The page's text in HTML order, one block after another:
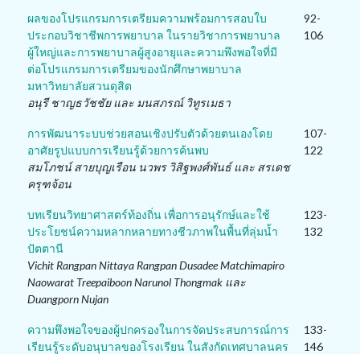
ผลของโปรแกรมการเตรียมความพร้อมการสอบใบ
ประกอบวิชาชีพการพยาบาล ในรายวิชาการพยาบาล
ผู้ใหญ่และการพยาบาลผู้สูงอายุและความพึงพอใจที่มี
ต่อโปรแกรมการเตรียมของนักศึกษาพยาบาล
มหาวิทยาลัยสวนดุสิต
อนุรี ชาญธวัชชัย และ มนสภรณ์ วิทูรเมธา
92-
106
การพัฒนาระบบช่วยสอนเชิงปรับตัวด้วยตนเองโดย
อาศัยรูปแบบการเรียนรู้ด้วยการค้นพบ
สมโภชน์ สายบุญเรือน นวพร วิสิฐพงศ์พันธ์ และ สรเดช
ครุฑจ้อน
107-
122
บทเรียนวิทยาศาสตร์ท้องถิ่น เพื่อการอนุรักษ์และใช้
ประโยชน์ความหลากหลายทางชีวภาพในพื้นที่ลุ่มน้ำ
ปัตตานี
Vichit Rangpan Nittaya Rangpan Dusadee Matchimapiro
Naowarat Treepaiboon Narunol Thongmak และ
Duangporn Nujan
123-
132
ความพึงพอใจของผู้ปกครองในการจัดประสบการณ์การ
เรียนรู้ระดับอนุบาลของโรงเรียน ในสังกัดเทศบาลนคร
133-
146